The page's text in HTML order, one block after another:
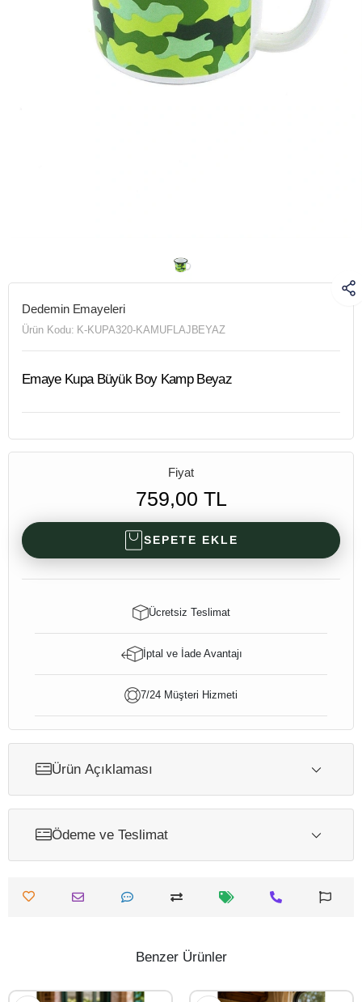
Dedemin Emayeleri
Ürün Kodu: K-KUPA320-KAMUFLAJBEYAZ
Emaye Kupa Büyük Boy Kamp Beyaz
Fiyat
759,00 TL
SEPETE EKLE
Ücretsiz Teslimat
İptal ve İade Avantajı
7/24 Müşteri Hizmeti
Ürün Açıklaması
Ödeme ve Teslimat
Benzer Ürünler